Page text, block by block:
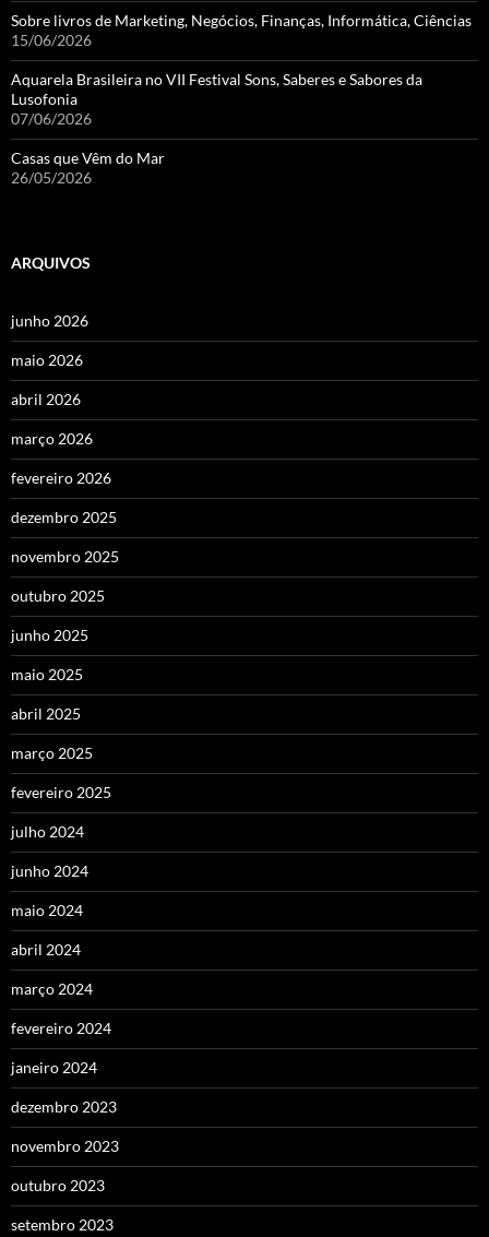
Sobre livros de Marketing, Negócios, Finanças, Informática, Ciências
15/06/2026
Aquarela Brasileira no VII Festival Sons, Saberes e Sabores da
Lusofonia
07/06/2026
Casas que Vêm do Mar
26/05/2026
ARQUIVOS
junho 2026
maio 2026
abril 2026
março 2026
fevereiro 2026
dezembro 2025
novembro 2025
outubro 2025
junho 2025
maio 2025
abril 2025
março 2025
fevereiro 2025
julho 2024
junho 2024
maio 2024
abril 2024
março 2024
fevereiro 2024
janeiro 2024
dezembro 2023
novembro 2023
outubro 2023
setembro 2023